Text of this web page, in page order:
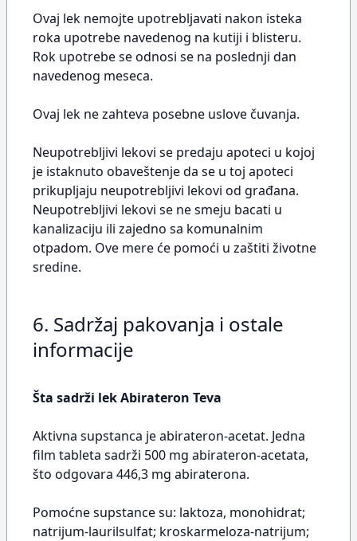
Ovaj lek nemojte upotrebljavati nakon isteka
roka upotrebe navedenog na kutiji i blisteru.
Rok upotrebe se odnosi se na poslednji dan
navedenog meseca.
Ovaj lek ne zahteva posebne uslove čuvanja.
Neupotrebljivi lekovi se predaju apoteci u kojoj
je istaknuto obaveštenje da se u toj apoteci
prikupljaju neupotrebljivi lekovi od građana.
Neupotrebljivi lekovi se ne smeju bacati u
kanalizaciju ili zajedno sa komunalnim
otpadom. Ove mere će pomoći u zaštiti životne
sredine.
6. Sadržaj pakovanja i ostale
informacije
Šta sadrži lek Abirateron Teva
Aktivna supstanca je abirateron-acetat. Jedna
film tableta sadrži 500 mg abirateron-acetata,
što odgovara 446,3 mg abiraterona.
Pomoćne supstance su: laktoza, monohidrat;
natrijum-laurilsulfat; kroskarmeloza-natrijum;